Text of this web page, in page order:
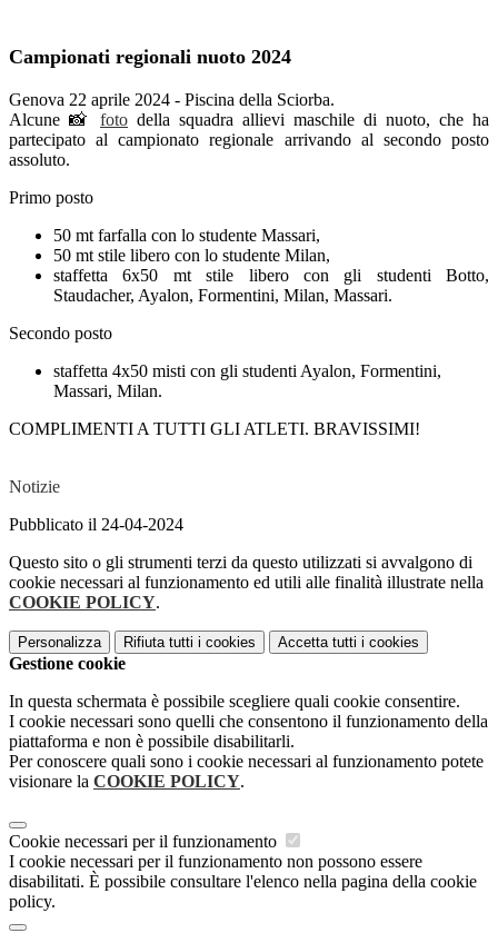
Campionati regionali nuoto 2024
Genova 22 aprile 2024 - Piscina della Sciorba.
Alcune 📸 foto della squadra allievi maschile di nuoto, che ha
partecipato al campionato regionale arrivando al secondo posto
assoluto.
Primo posto
50 mt farfalla con lo studente Massari,
50 mt stile libero con lo studente Milan,
staffetta 6x50 mt stile libero con gli studenti Botto,
Staudacher, Ayalon, Formentini, Milan, Massari.
Secondo posto
staffetta 4x50 misti con gli studenti Ayalon, Formentini,
Massari, Milan.
COMPLIMENTI A TUTTI GLI ATLETI. BRAVISSIMI!
Notizie
Pubblicato il 24-04-2024
Questo sito o gli strumenti terzi da questo utilizzati si avvalgono di
cookie necessari al funzionamento ed utili alle finalità illustrate nella
COOKIE POLICY.
Personalizza Rifiuta tutti i cookies Accetta tutti i cookies
Gestione cookie
In questa schermata è possibile scegliere quali cookie consentire.
I cookie necessari sono quelli che consentono il funzionamento della
piattaforma e non è possibile disabilitarli.
Per conoscere quali sono i cookie necessari al funzionamento potete
visionare la COOKIE POLICY.
Cookie necessari per il funzionamento
I cookie necessari per il funzionamento non possono essere
disabilitati. È possibile consultare l'elenco nella pagina della cookie
policy.